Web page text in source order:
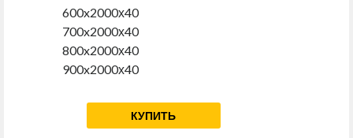
600x2000х40
700x2000х40
800x2000х40
900x2000х40
КУПИТЬ